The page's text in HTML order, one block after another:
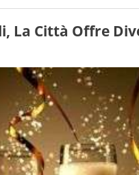
La Città Offre